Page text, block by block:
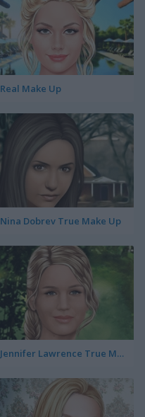
Real Make Up
Nina Dobrev True Make Up
Jennifer Lawrence True Make Up